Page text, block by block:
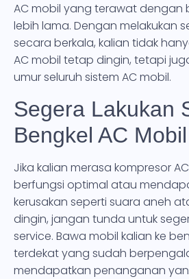
AC mobil yang terawat dengan
lebih lama. Dengan melakukan
secara berkala, kalian tidak
AC mobil tetap dingin, tetapi
umur seluruh sistem AC mobil.
Segera Lakukan
Bengkel AC
Jika kalian merasa kompresor
berfungsi optimal atau
kerusakan seperti suara aneh
dingin, jangan tunda untuk
service. Bawa mobil kalian ke
terdekat yang sudah
mendapatkan penanganan